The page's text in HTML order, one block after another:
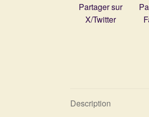
Partager sur
X/Twitter
Description